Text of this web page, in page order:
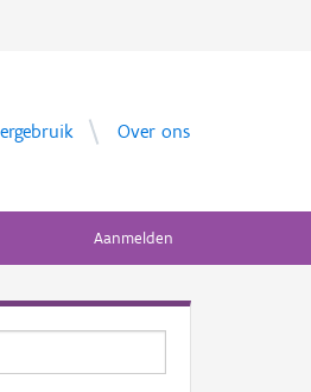
Over ons
Aanmelden